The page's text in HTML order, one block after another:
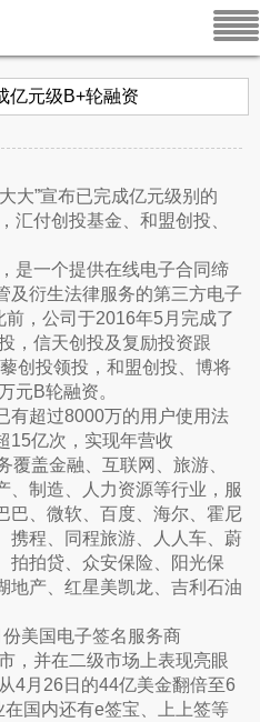
亿元级B+轮融资
大”宣布已完成亿元级别的
汇付创投基金、和盟创投、
是一个提供在线电子合同缔
及衍生法律服务的第三方电子
，公司于2016年5月完成了
，信天创投及复励投资跟
创投领投，和盟创投、博将
元B轮融资。
有超过8000万的用户使用法
15亿次，实现年营收
覆盖金融、互联网、旅游、
、制造、人力资源等行业，服
巴、微软、百度、海尔、霍尼
携程、同程旅游、人人车、蔚
拍拍贷、众安保险、阳光保
地产、红星美凯龙、吉利石油
美国电子签名服务商
，并在二级市场上表现亮眼
月26日的44亿美金翻倍至6
国内还有e签宝、上上签等